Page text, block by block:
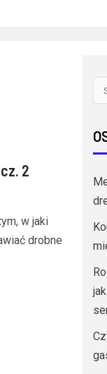
2
w jaki
drobne